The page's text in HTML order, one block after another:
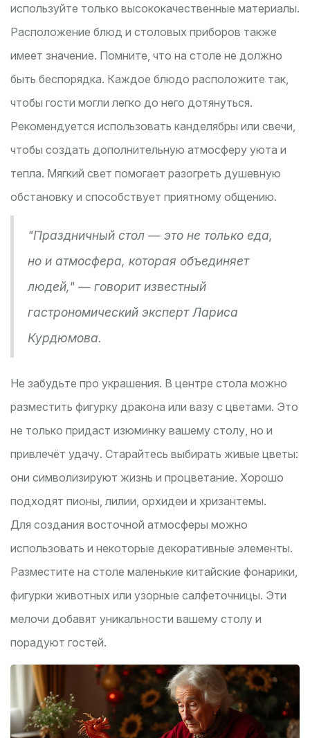
используйте только высококачественные материалы.
Расположение блюд и столовых приборов также
имеет значение. Помните, что на столе не должно
быть беспорядка. Каждое блюдо расположите так,
чтобы гости могли легко до него дотянуться.
Рекомендуется использовать канделябры или свечи,
чтобы создать дополнительную атмосферу уюта и
тепла. Мягкий свет помогает разогреть душевную
обстановку и способствует приятному общению.
"Праздничный стол — это не только еда,
но и атмосфера, которая объединяет
людей," — говорит известный
гастрономический эксперт Лариса
Курдюмова.
Не забудьте про украшения. В центре стола можно
разместить фигурку дракона или вазу с цветами. Это
не только придаст изюминку вашему столу, но и
привлечёт удачу. Старайтесь выбирать живые цветы:
они символизируют жизнь и процветание. Хорошо
подходят пионы, лилии, орхидеи и хризантемы.
Для создания восточной атмосферы можно
использовать и некоторые декоративные элементы.
Разместите на столе маленькие китайские фонарики,
фигурки животных или узорные салфеточницы. Эти
мелочи добавят уникальности вашему столу и
порадуют гостей.